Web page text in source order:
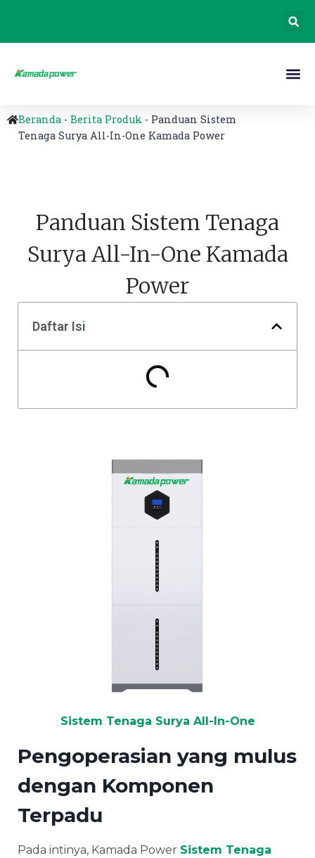
Beranda - Berita Produk - Panduan Sistem
Tenaga Surya All-In-One Kamada Power
Panduan Sistem Tenaga
Surya All-In-One Kamada
Power
Daftar Isi
Sistem Tenaga Surya All-In-One
Pengoperasian yang mulus
dengan Komponen
Terpadu
Pada intinya, Kamada Power Sistem Tenaga